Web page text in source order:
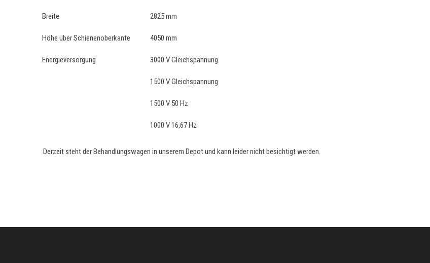
Breite 2825 mm
Höhe über Schienenoberkante 4050 mm
Energieversorgung 3000 V Gleichspannung
1500 V Gleichspannung
1500 V 50 Hz
1000 V 16,67 Hz
Derzeit steht der Behandlungswagen in unserem Depot und kann leider nicht besichtigt werden.